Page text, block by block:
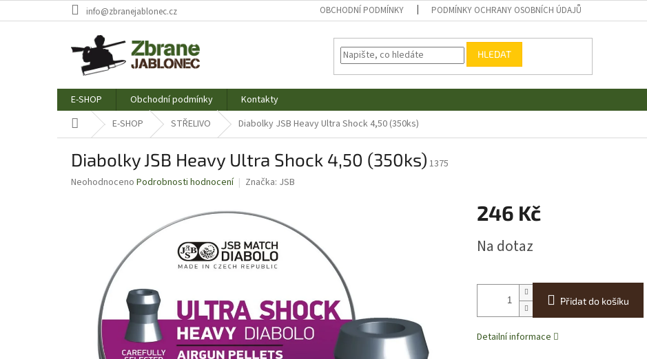
na
info@zbranejablonec.cz OBCHODNÍ PODMÍNKY PODMÍNKY OCHRANY OSOBNÍCH ÚDAJŮ
HLEDAT
E-SHOP Obchodní podmínky
Kontakty
Domů E-SHOP STŘELIVO Diabolky JSB Heavy Ultra Shock 4,50 (350ks)
Diabolky JSB Heavy Ultra Shock 4,50 (350ks) 1375
Průměrné
hvězdiček.
Neohodnoceno Podrobnosti hodnocení Značka: JSB
246 Kč
cena:
Na dotaz
Přidat do košíku
Detailní informace